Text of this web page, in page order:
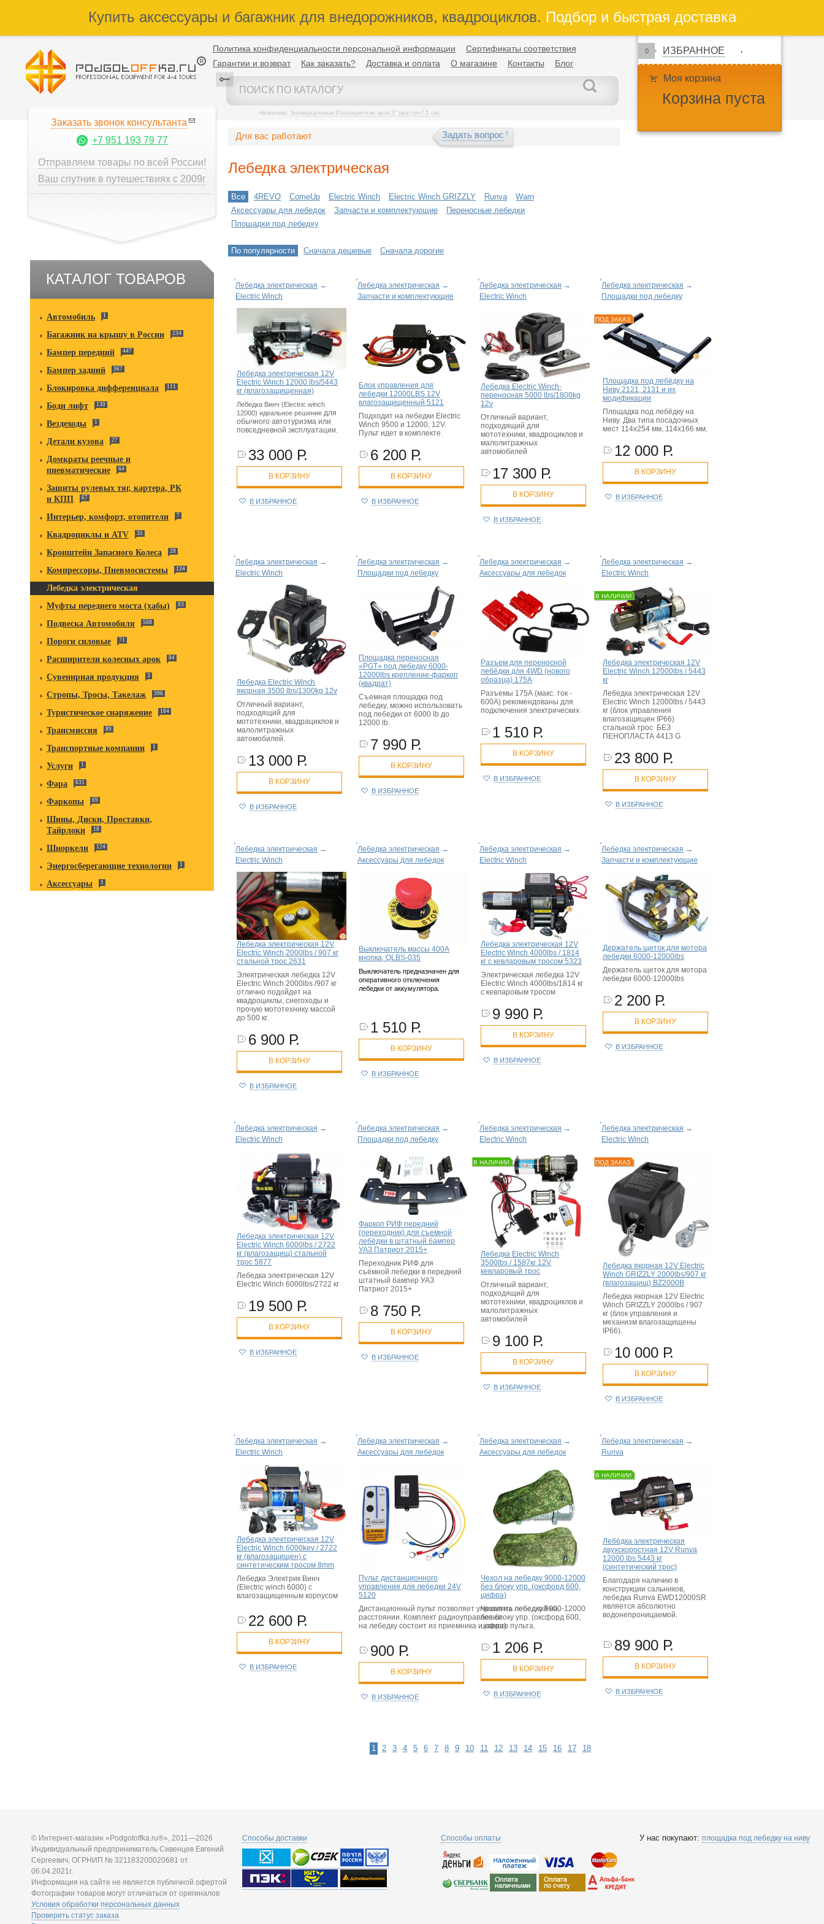
Купить аксессуары и багажник для внедорожников, квадроциклов.Подбор и быстрая доставка
Политика конфиденциальности персональной информации
Сертификаты соответствия
Гарантии и возврат
Как заказать? Доставка и оплата О магазине Контакты Блог
Например: Универсальные Расширители арок 3" (выступ 7,5 см)
0 ИЗБРАННОЕ
Моя корзина
Корзина пуста
Заказать звонок консультанта
+7 951 193 79 77
Отправляем товары по всей России!
Ваш спутник в путешествиях с 2009г
КАТАЛОГ ТОВАРОВ
Автомобиль 1
Багажник на крышу в России 234
Бампер передний 447
Бампер задний 367
Блокировка дифференциала 111
Боди лифт 130
Вездеходы 1
Детали кузова 27
Домкраты реечные и
пневматические
64
Защиты рулевых тяг, картера, РК
и КПП
67
Интерьер, комфорт, отопители 7
Квадроциклы и ATV 35
Кронштейн Запасного Колеса 28
Компрессоры, Пневмосистемы 134
Лебедка электрическая
Муфты переднего моста (хабы)
93
Подвеска Автомобиля 508
Пороги силовые 71
Расширители колесных арок 84
Сувенирная продукция 3
Стропы, Тросы, Такелаж 396
Туристическое снаряжение 184
Трансмиссия 89
Транспортные компании 1
Услуги 1
Фара 631
Фаркопы 69
Шины, Диски, Проставки,
Тайрлоки
18
Шноркели 124
Энергосберегающие технологии 1
Аксессуары 1
Для вас работают Задать вопрос
Лебедка электрическая
Все 4REVO ComeUp Electric Winch Electric Winch GRIZZLY Runva
Warn
Аксессуары для лебедок
Запчасти и комплектующие
Переносные лебедки
Площадки под лебедку
По популярности Сначала дешевые Сначала дорогие
Лебедка электрическая →
Electric Winch
Лебедка электрическая 12V
Electric Winch 12000 lbs/5443
кг (влагозащищенная)
Лебедка Винч (Electric winch
12000) идеальное решение для
обычного автотуризма или
повседневной эксплуатации.
33 000 Р.
В КОРЗИНУ
В ИЗБРАННОЕ
Лебедка электрическая →
Запчасти и комплектующие
Блок управления для
лебедки 12000LBS 12V
влагозащищенный 5121
Подходит на лебедки Electric
Winch 9500 и 12000, 12V.
Пульт идет в комплекте.
6 200 Р.
В КОРЗИНУ
В ИЗБРАННОЕ
Лебедка электрическая →
Electric Winch
Лебедка Electric Winch-
переносная 5000 lbs/1800kg
12v
Отличный вариант,
подходящий для
мототехники, квадроциклов и
малолитражных
автомобилей
17 300 Р.
В КОРЗИНУ
В ИЗБРАННОЕ
Лебедка электрическая →
Площадки под лебедку
ПОД ЗАКАЗ
Площадка под лебёдку на
Ниву 2121, 2131 и их
модификации
Площадка под лебёдку на
Ниву. Два типа посадочных
мест 114х254 мм, 114х166 мм.
12 000 Р.
В КОРЗИНУ
В ИЗБРАННОЕ
Лебедка электрическая →
Electric Winch
Лебедка Electric Winch
якорная 3500 lbs/1300kg 12v
Отличный вариант,
подходящий для
мототехники, квадрациклов и
малолитражных
автомобилей.
13 000 Р.
В КОРЗИНУ
В ИЗБРАННОЕ
Лебедка электрическая →
Площадки под лебедку
Площадка переносная
«PGT» под лебедку 6000-
12000lbs крепление-фаркоп
(квадрат)
Съемная площадка под
лебедку, можно использовать
под лебедки от 6000 lb до
12000 lb.
7 990 Р.
В КОРЗИНУ
В ИЗБРАННОЕ
Лебедка электрическая →
Аксессуары для лебедок
Разъем для переносной
лебёдки для 4WD (нового
образца) 175A
Разъемы 175А (макс. ток -
600А) рекомендованы для
подключения электрических
1 510 Р.
В КОРЗИНУ
В ИЗБРАННОЕ
Лебедка электрическая →
Electric Winch
В НАЛИЧИИ
Лебедка электрическая 12V
Electric Winch 12000lbs / 5443
кг
Лебедка электрическая 12V
Electric Winch 12000lbs / 5443
кг (блок управления
влагозащищен IP66)
стальной трос БЕЗ
ПЕНОПЛАСТА 4413 G
23 800 Р.
В КОРЗИНУ
В ИЗБРАННОЕ
Лебедка электрическая →
Electric Winch
Лебедка электрическая 12V
Electric Winch 2000lbs / 907 кг
стальной трос 2631
Электрическая лебедка 12V
Electric Winch 2000lbs /907 кг
отлично подойдет на
квадроциклы, снегоходы и
прочую мототехнику массой
до 500 кг.
6 900 Р.
В КОРЗИНУ
В ИЗБРАННОЕ
Лебедка электрическая →
Аксессуары для лебедок
Выключатель массы 400A
кнопка, QLBS-035
Выключатель предназначен для
оперативного отключения
лебедки от аккумулятора.
1 510 Р.
В КОРЗИНУ
В ИЗБРАННОЕ
Лебедка электрическая →
Electric Winch
Лебедка электрическая 12V
Electric Winch 4000lbs / 1814
кг с кевларовым тросом 5323
Электрическая лебедка 12V
Electric Winch 4000lbs/1814 кг
с кевларовым тросом
9 990 Р.
В КОРЗИНУ
В ИЗБРАННОЕ
Лебедка электрическая →
Запчасти и комплектующие
Держатель щеток для мотора
лебедки 6000-12000lbs
Держатель щеток для мотора
лебедки 6000-12000lbs
2 200 Р.
В КОРЗИНУ
В ИЗБРАННОЕ
Лебедка электрическая →
Electric Winch
Лебедка электрическая 12V
Electric Winch 6000lbs / 2722
кг (влагозащищ) стальной
трос 5877
Лебедка электрическая 12V
Electric Winch 6000lbs/2722 кг
19 500 Р.
В КОРЗИНУ
В ИЗБРАННОЕ
Лебедка электрическая →
Площадки под лебедку
Фаркоп РИФ передний
(переходник) для съемной
лебёдки в штатный бампер
УАЗ Патриот 2015+
Переходник РИФ для
съёмной лебедки в передний
штатный бампер УАЗ
Патриот 2015+
8 750 Р.
В КОРЗИНУ
В ИЗБРАННОЕ
Лебедка электрическая →
Electric Winch
В НАЛИЧИИ
Лебедка Electric Winch
3500lbs / 1587кг 12V
кевларовый трос
Отличный вариант,
подходящий для
мототехники, квадроциклов и
малолитражных
автомобилей
9 100 Р.
В КОРЗИНУ
В ИЗБРАННОЕ
Лебедка электрическая →
Electric Winch
ПОД ЗАКАЗ
Лебедка якорная 12V Electric
Winch GRIZZLY 2000lbs/907 кг
(влагозащищ) BZ2000B
Лебедка якорная 12V Electric
Winch GRIZZLY 2000lbs / 907
кг (блок управления и
механизм влагозащищены
IP66).
10 000 Р.
В КОРЗИНУ
В ИЗБРАННОЕ
Лебедка электрическая →
Electric Winch
Лебедка электрическая 12V
Electric Winch 6000kev / 2722
кг (влагозащищен) с
синтетическим тросом 8mm
Лебедка Электрик Винч
(Electric winch 6000) с
влагозащищенным корпусом
22 600 Р.
В КОРЗИНУ
В ИЗБРАННОЕ
Лебедка электрическая →
Аксессуары для лебедок
Пульт дистанционного
управления для лебедки 24V
5120
Дистанционный пульт позволяет управлять лебедкой на
расстоянии. Комплект радиоуправления
на лебедку состоит из приемника и самого пульта.
900 Р.
В КОРЗИНУ
В ИЗБРАННОЕ
Лебедка электрическая →
Аксессуары для лебедок
Чехол на лебедку 9000-12000
без блоку упр. (оксфорд 600,
цифра)
Чехол на лебедку 9000-12000
без блоку упр. (оксфорд 600,
цифра)
1 206 Р.
В КОРЗИНУ
В ИЗБРАННОЕ
Лебедка электрическая →
Runva
В НАЛИЧИИ
Лебёдка электрическая
двухскоростная 12V Runva
12000 lbs 5443 кг
(синтетический трос)
Благодаря наличию в
конструкции сальников,
лебедка Runva EWD12000SR
является абсолютно
водонепроницаемой.
89 900 Р.
В КОРЗИНУ
В ИЗБРАННОЕ
1 2 3 4 5 6 7 8 9 10 11 12 13 14 15 16 17 18
© Интернет-магазин «Podgotoffka.ru®», 2011—2026
Индивидуальный предприниматель Сивенцев Евгений
Сергеевич, ОГРНИП № 321183200020681 от
06.04.2021г.
Информация на сайте не является публичной офертой
Фотографии товаров могут отличаться от оригиналов
Условия обработки персональных данных
Проверить статус заказа
Способы доставки Способы оплаты У нас покупают: площадка под лебедку на ниву